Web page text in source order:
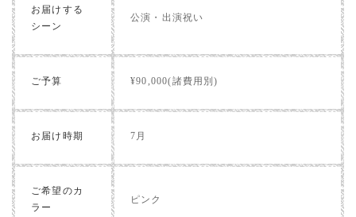
お届けする
シーン
公演・出演祝い
ご予算 ¥90,000(諸費用別)
お届け時期 7月
ご希望のカ
ラー
ピンク